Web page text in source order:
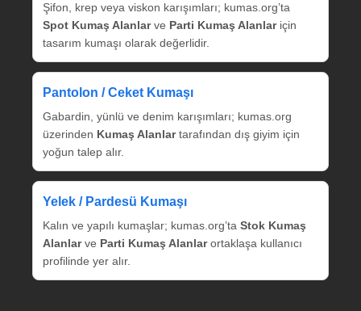
Şifon, krep veya viskon karışımları; kumas.org’ta
Spot Kumaş Alanlarve Parti Kumaş Alanlariçin
tasarım kumaşı olarak değerlidir.
Pantolon / Ceket Kumaşı
Gabardin, yünlü ve denim karışımları; kumas.org
üzerinden Kumaş Alanlartarafından dış giyim için
yoğun talep alır.
Yelek / Pardesü Kumaşı
Kalın ve yapılı kumaşlar; kumas.org’ta Stok Kumaş
Alanlarve Parti Kumaş Alanlarortaklaşa kullanıcı
profilinde yer alır.